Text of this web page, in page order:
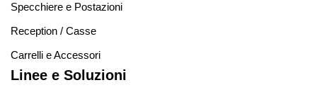
Specchiere e Postazioni
Reception / Casse
Carrelli e Accessori
Linee e Soluzioni